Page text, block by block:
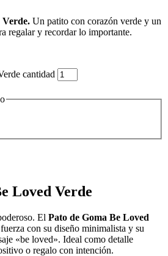
Verde. Un patito con corazón verde y un
regalar y recordar lo importante.
cantidad
Loved Verde
El Pato de Goma Be Loved
con su diseño minimalista y su
«be loved». Ideal como detalle
o regalo con intención.